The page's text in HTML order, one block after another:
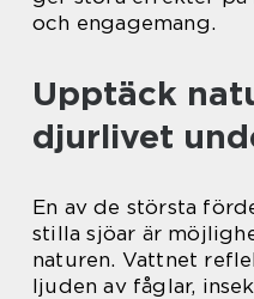
och engagemang.
Upptäck
djurlivet
En av de största
stilla sjöar är
naturen. Vattnet
ljuden av fåglar,